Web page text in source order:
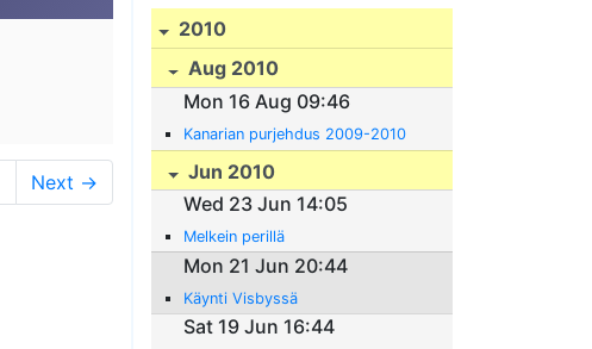
Next →
2010
Aug 2010
Mon 16 Aug 09:46
Kanarian purjehdus 2009-2010
Jun 2010
Wed 23 Jun 14:05
Melkein perillä
Mon 21 Jun 20:44
Käynti Visbyssä
Sat 19 Jun 16:44